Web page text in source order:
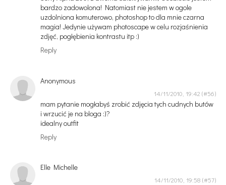
bardzo zadowolona! Natomiast nie jestem w ogole
uzdolniona komuterowo, photoshop to dla mnie czarna
magia! Jedynie używam photoscape w celu rozjaśnienia
zdjęć, pogłębienia kontrastu itp :)
Reply
Anonymous
14/11/2010, 19:42
mam pytanie mogłabyś zrobić zdjęcia tych cudnych butów
i wrzucić je na bloga :)?
idealny outfit
Reply
Elle Michelle
14/11/2010, 19:58